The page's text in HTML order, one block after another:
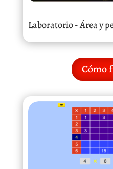
Laboratorio - Área y
Cómo